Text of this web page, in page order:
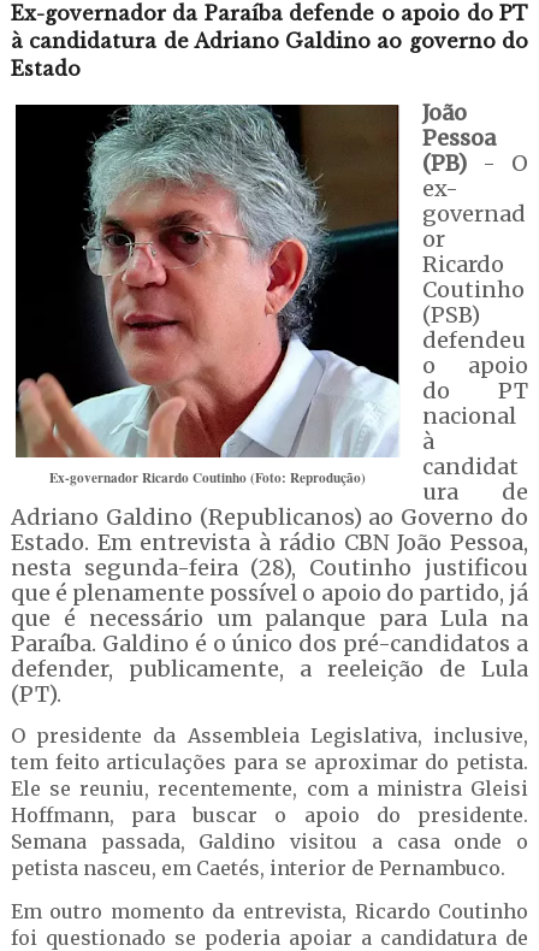
Ex-governador da Paraíba defende o apoio do PT
à candidatura de Adriano Galdino ao governo do
Estado
Ex-governador Ricardo Coutinho (Foto: Reprodução)
João
Pessoa
(PB)- O
ex-
governad
or
Ricardo
Coutinho
(PSB)
defendeu
o apoio
do PT
nacional
à
candidat
ura de
Adriano Galdino (Republicanos) ao Governo do
Estado. Em entrevista à rádio CBN João Pessoa,
nesta segunda-feira (28), Coutinho justificou
que é plenamente possível o apoio do partido, já
que é necessário um palanque para Lula na
Paraíba. Galdino é o único dos pré-candidatos a
defender, publicamente, a reeleição de Lula
(PT).
O presidente da Assembleia Legislativa, inclusive,
tem feito articulações para se aproximar do petista.
Ele se reuniu, recentemente, com a ministra Gleisi
Hoffmann, para buscar o apoio do presidente.
Semana passada, Galdino visitou a casa onde o
petista nasceu, em Caetés, interior de Pernambuco.
Em outro momento da entrevista, Ricardo Coutinho
foi questionado se poderia apoiar a candidatura de